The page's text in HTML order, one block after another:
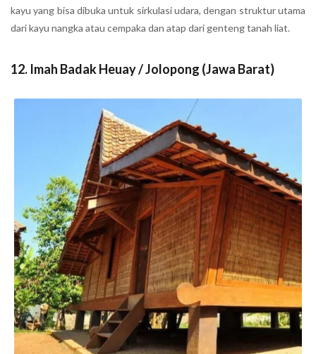
kayu yang bisa dibuka untuk sirkulasi udara, dengan struktur utama
dari kayu nangka atau cempaka dan atap dari genteng tanah liat.
12. Imah Badak Heuay / Jolopong (Jawa Barat)